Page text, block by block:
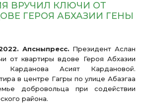
ВРУЧИЛ КЛЮЧИ ОТ
ГЕРОЯ АБХАЗИИ ГЕНЫ
Апсныпресс. Президент Аслан
от квартиры вдове Героя Абхазии
Карданова Асият Кардановой.
в центре Гагры по улице Абазгаа
добровольца при содействии
района.